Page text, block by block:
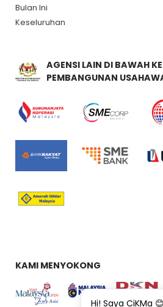
Bulan Ini
Keseluruhan
AGENSI LAIN DI BAWAH
PEMBANGUNAN
KAMI MENYOKONG
Hi! Saya CiKMa